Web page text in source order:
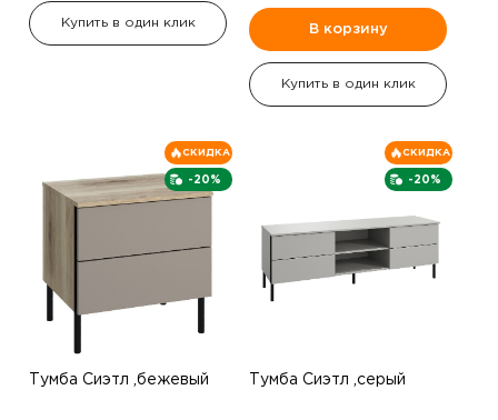
Купить в один клик
В корзину
Купить в один клик
-20%
СКИДКА
Тумба Сиэтл ,бежевый
-20%
СКИДКА
Тумба Сиэтл ,серый